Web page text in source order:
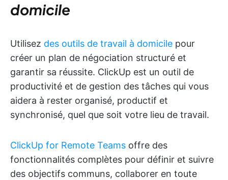
domicile
Utilisez des outils de travail à domicile pour
créer un plan de négociation structuré et
garantir sa réussite. ClickUp est un outil de
productivité et de gestion des tâches qui vous
aidera à rester organisé, productif et
synchronisé, quel que soit votre lieu de travail.
ClickUp for Remote Teams offre des
fonctionnalités complètes pour définir et suivre
des objectifs communs, collaborer en toute